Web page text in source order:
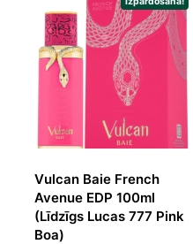
Vulcan Baie French
Avenue EDP 100ml
(Līdzīgs Lucas 777 Pink
Boa)